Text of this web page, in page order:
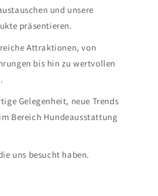
und unsere
präsentieren.
Attraktionen, von
bis hin zu wertvollen
Gelegenheit, neue Trends
Bereich Hundeausstattung
uns besucht haben.